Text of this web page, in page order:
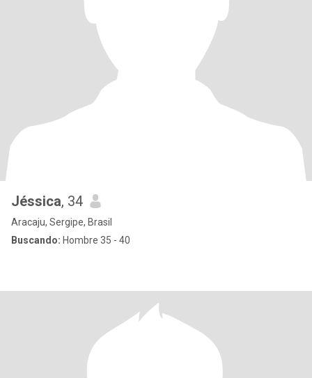
Jéssica, 34
Aracaju, Sergipe, Brasil
Buscando: Hombre 35 - 40